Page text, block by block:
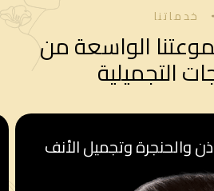
الواسعة من
التجميلية
الأنف